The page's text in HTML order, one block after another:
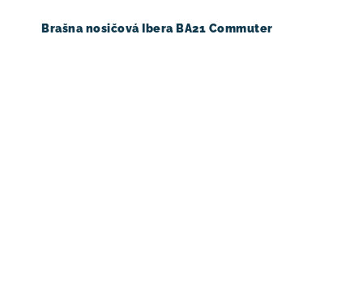
Brašna nosičová Ibera BA21 Commuter